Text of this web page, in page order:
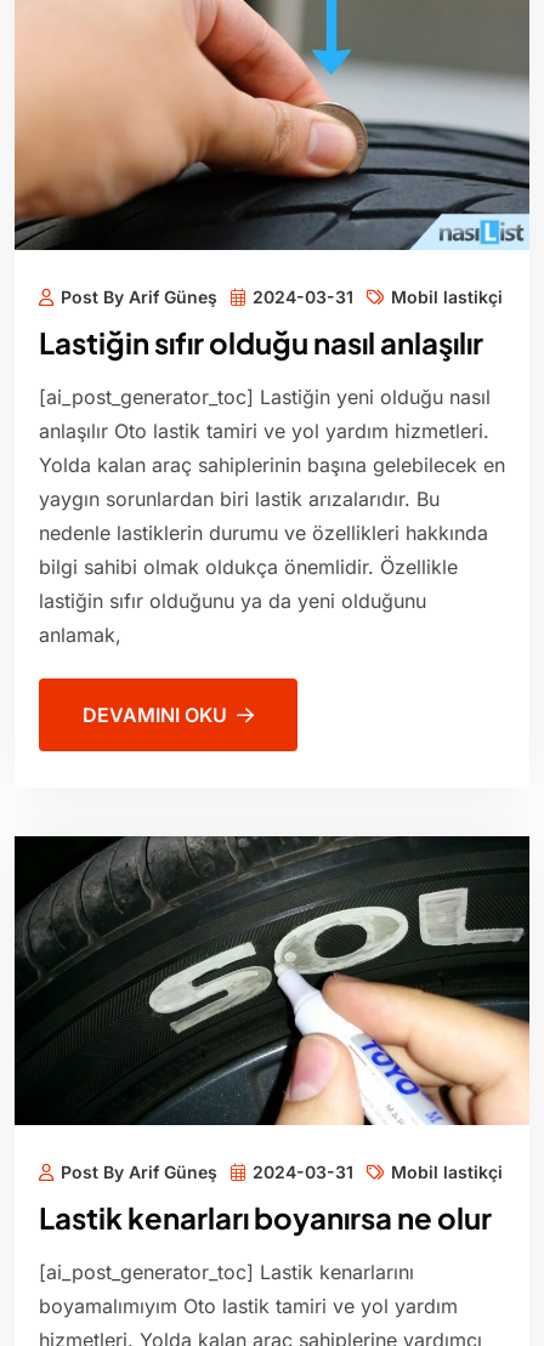
Post By Arif Güneş 2024-03-31 Mobil lastikçi
Lastiğin sıfır olduğu nasıl anlaşılır
[ai_post_generator_toc] Lastiğin yeni olduğu nasıl
anlaşılır Oto lastik tamiri ve yol yardım hizmetleri.
Yolda kalan araç sahiplerinin başına gelebilecek en
yaygın sorunlardan biri lastik arızalarıdır. Bu
nedenle lastiklerin durumu ve özellikleri hakkında
bilgi sahibi olmak oldukça önemlidir. Özellikle
lastiğin sıfır olduğunu ya da yeni olduğunu
anlamak,
DEVAMINI OKU
Post By Arif Güneş 2024-03-31 Mobil lastikçi
Lastik kenarları boyanırsa ne olur
[ai_post_generator_toc] Lastik kenarlarını
boyamalımıyım Oto lastik tamiri ve yol yardım
hizmetleri. Yolda kalan araç sahiplerine yardımcı